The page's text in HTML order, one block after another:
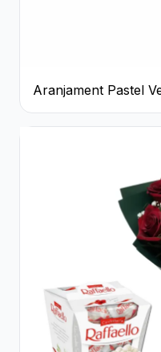
Aranjament Pastel
Galben Pal